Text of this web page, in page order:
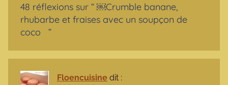
48 réflexions sur “ ￼Crumble banane,
rhubarbe et fraises avec un soupçon de
coco
”
Floencuisine dit :